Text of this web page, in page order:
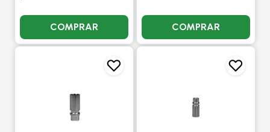
COMPRAR COMPRAR